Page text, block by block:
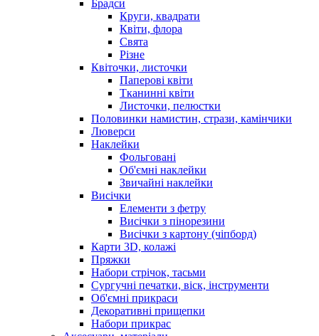
Брадси
Круги, квадрати
Квіти, флора
Свята
Різне
Квіточки, листочки
Паперові квіти
Тканинні квіти
Листочки, пелюстки
Половинки намистин, стрази, камінчики
Люверси
Наклейки
Фольговані
Об'ємні наклейки
Звичайні наклейки
Висічки
Елементи з фетру
Висічки з пінорезини
Висічки з картону (чіпборд)
Карти 3D, колажі
Пряжки
Набори стрічок, тасьми
Сургучні печатки, віск, інструменти
Об'ємні прикраси
Декоративні прищепки
Набори прикрас